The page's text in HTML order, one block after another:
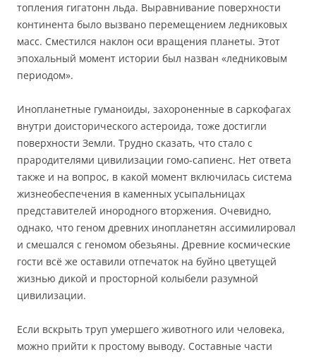
топления гигатонн льда. Выравнивание поверхности
континента было вызвано перемещением ледниковых
масс. Сместился наклон оси вращения планеты. Этот
эпохальный момент истории был назван «ледниковым
периодом».
Инопланетные гуманоиды, захороненные в саркофагах
внутри доисторического астероида, тоже достигли
поверхности Земли. Трудно сказать, что стало с
прародителями цивилизации гомо-сапиенс. Нет ответа
также и на вопрос, в какой момент включилась система
жизнеобеспечения в каменных усыпальницах
представителей инородного вторжения. Очевидно,
однако, что геном древних инопланетян ассимилировал
и смешался с геномом обезьяны. Древние космические
гости всё же оставили отпечаток на буйно цветущей
жизнью дикой и просторной колыбели разумной
цивилизации.
Если вскрыть труп умершего животного или человека,
можно прийти к простому выводу. Составные части